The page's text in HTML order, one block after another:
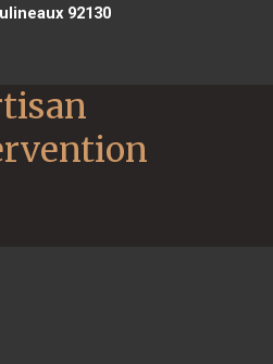
92130